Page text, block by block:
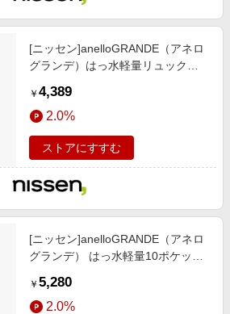
[ニッセン]anelloGRANDE（アネロ
グランデ）はっ水軽量リュック
ズ)/バッグ/アクセサリー / バッグ/
鞄/ リュック/バックパック/ダーク
ブラック
￥ 4,389
2.0%
ストアにすすむ
[ニッセン]anelloGRANDE（アネロ
グランデ） はっ水軽量10ポケット
ディースシューズ)/バッグ/アクセサ
リー / バッグ/鞄/ リュック/バックパ
￥ 5,280
2.0%